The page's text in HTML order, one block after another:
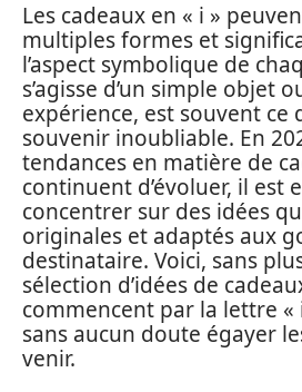
Les cadeaux en « i »
multiples formes et
l’aspect symbolique de
s’agisse d’un simple objet
expérience, est souvent ce
souvenir inoubliable. En
tendances en matière de
continuent d’évoluer, il est
concentrer sur des idées
originales et adaptés aux
destinataire. Voici, sans
sélection d’idées de
commencent par la lettre
sans aucun doute égayer
venir.